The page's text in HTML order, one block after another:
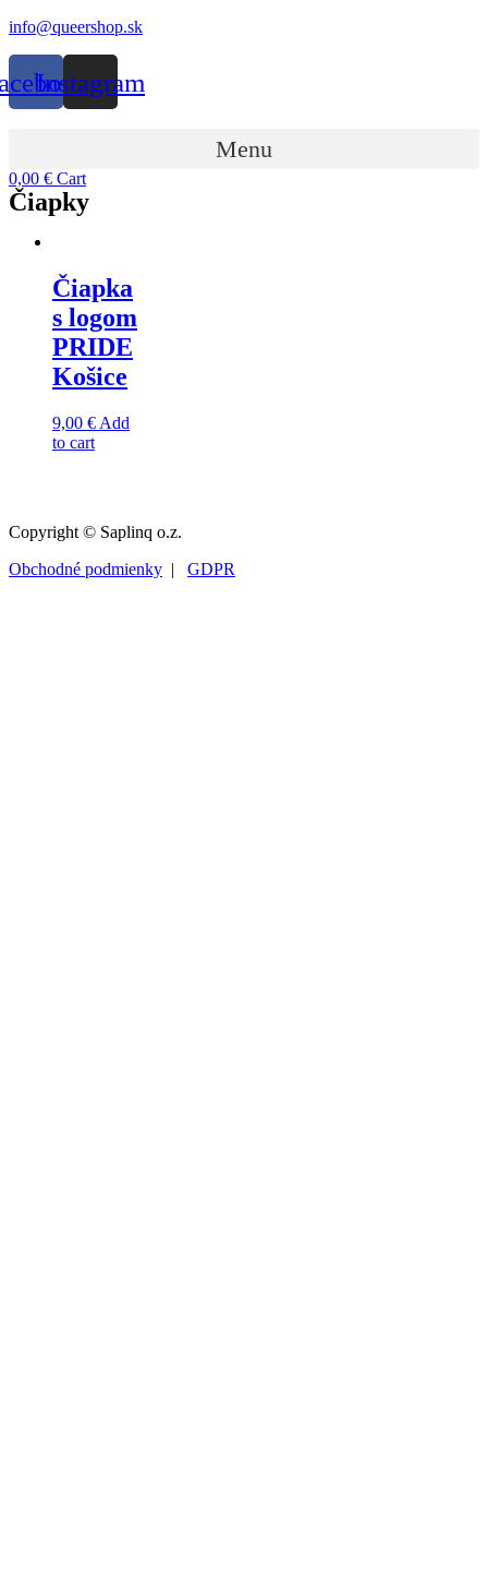
Preskočiť
obsah
info@queershop.sk
Instagram
Menu
0,00 € Cart
Čiapky
Čiapka
s logom
PRIDE
Košice
9,00 € Add
to cart
Copyright © Saplinq o.z.
Obchodné podmienky | GDPR